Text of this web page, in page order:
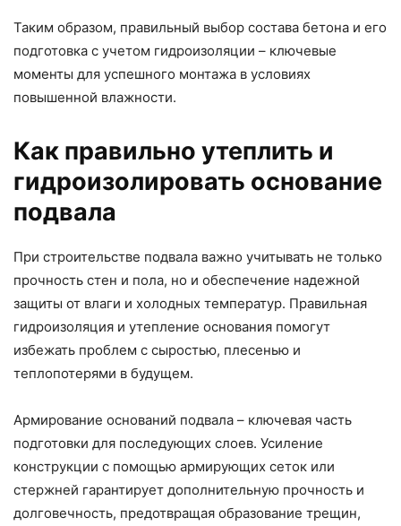
Таким образом, правильный выбор состава бетона и его
подготовка с учетом гидроизоляции – ключевые
моменты для успешного монтажа в условиях
повышенной влажности.
Как правильно утеплить и
гидроизолировать основание
подвала
При строительстве подвала важно учитывать не только
прочность стен и пола, но и обеспечение надежной
защиты от влаги и холодных температур. Правильная
гидроизоляция и утепление основания помогут
избежать проблем с сыростью, плесенью и
теплопотерями в будущем.
Армирование оснований подвала – ключевая часть
подготовки для последующих слоев. Усиление
конструкции с помощью армирующих сеток или
стержней гарантирует дополнительную прочность и
долговечность, предотвращая образование трещин,